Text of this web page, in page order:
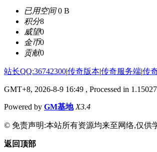
已用空间0 B
积分8
威望0
金币0
贡献0
站长QQ:36742300|传奇版本|传奇服务端|传
GMT+8, 2026-8-9 16:49 , Processed in
Powered by GM基地 X3.4
© 免责声明:本站所有资源均来至网络,仅供
返回顶部